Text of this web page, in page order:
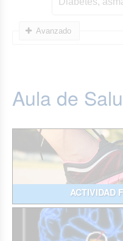
Avanzado
Aula de
ACTIVIDAD